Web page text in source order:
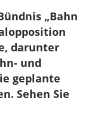
„Bahn
darunter
und
geplante
Sehen Sie